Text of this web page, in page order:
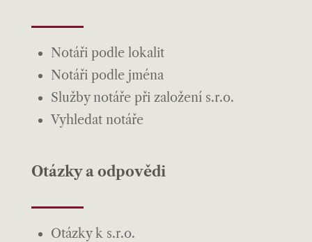
Notáři podle lokalit
Notáři podle jména
Služby notáře při založení s.r.o.
Vyhledat notáře
Otázky a odpovědi
Otázky k s.r.o.